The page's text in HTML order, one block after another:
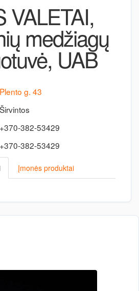
VALETAI,
medžiagų
UAB
Plento g. 43
Širvintos
+370-382-53429
+370-382-53429
Įmonės produktai